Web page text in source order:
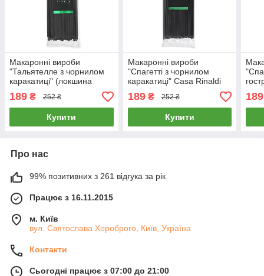
Макаронні вироби
"Тальятелле з чорнилом
каракатиці" (локшина
чорна) Casa Rinaldi 500г
189 ₴ 252 ₴
Купити
Макаронні вироби
"Спагетті з чорнилом
каракатиці" Casa Rinaldi
500г
189₴ 252 ₴
Купити
189
Про нас
99% позитивних з 261 відгука за рік
Працює з 16.11.2015
м. Київ
вул. Святослава Хороброго, Київ, Україна
Контакти
Сьогодні працює з 07:00 до 21:00